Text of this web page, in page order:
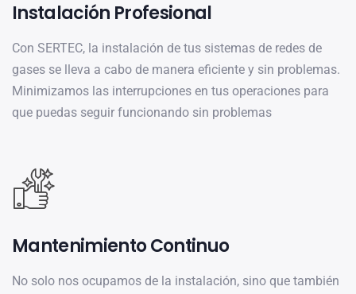
Instalación Profesional
Con SERTEC, la instalación de tus sistemas de redes de
gases se lleva a cabo de manera eficiente y sin problemas.
Minimizamos las interrupciones en tus operaciones para
que puedas seguir funcionando sin problemas
Mantenimiento Continuo
No solo nos ocupamos de la instalación, sino que también